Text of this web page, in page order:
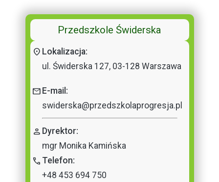
Przedszkole Świderska
location_on Lokalizacja:
ul. Świderska 127, 03-128 Warszawa
mail E-mail:
swiderska@przedszkolaprogresja.pl
person Dyrektor:
mgr Monika Kamińska
call Telefon:
+48 453 694 750